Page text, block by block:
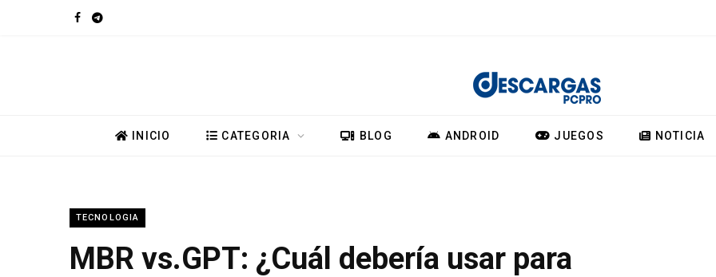
F
o
k
T
a
m
INICIO CATEGORIA BLOG ANDROID JUEGOS NOTICIA
TECNOLOGIA
MBR vs.GPT: ¿Cuál debería usar para